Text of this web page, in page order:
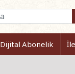
Dijital Abonelik